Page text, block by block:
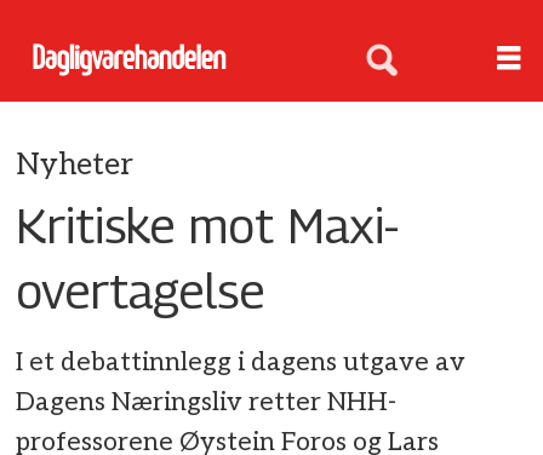
Nyheter
Kritiske mot Maxi-
overtagelse
I et debattinnlegg i dagens utgave av
Dagens Næringsliv retter NHH-
professorene Øystein Foros og Lars